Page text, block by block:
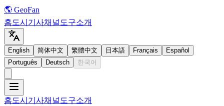
🌎 GeoFan
홈도시 기사채널 도구소개
English 简体中文 繁體中文 日本語 Français
Español
Português
Deutsch 한국어
홈도시 기사채널 도구소개